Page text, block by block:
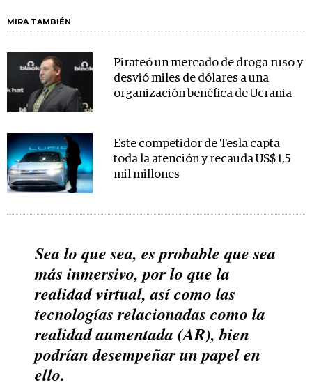
MIRA TAMBIÉN
Pirateó un mercado de droga ruso y
desvió miles de dólares a una
organización benéfica de Ucrania
Este competidor de Tesla capta
toda la atención y recauda US$ 1,5
mil millones
Sea lo que sea, es probable que sea
más inmersivo, por lo que la
realidad virtual, así como las
tecnologías relacionadas como la
realidad aumentada (AR), bien
podrían desempeñar un papel en
ello.